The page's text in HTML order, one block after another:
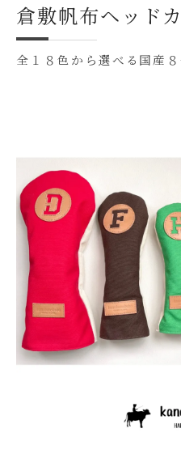
倉敷帆布ヘッド
全１８色から選べる国産